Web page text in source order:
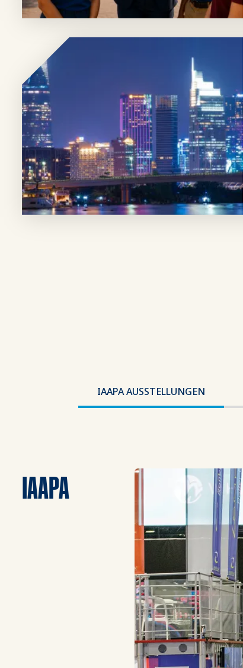
IAAPA AUSSTELLUNGEN
IAAPA